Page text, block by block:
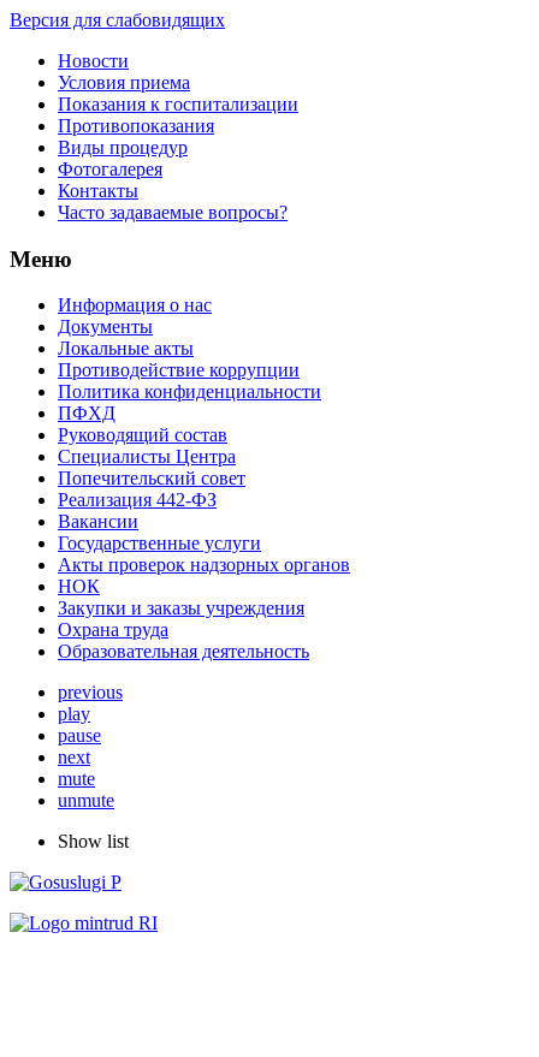
Версия для слабовидящих
Новости
Условия приема
Показания к госпитализации
Противопоказания
Виды процедур
Фотогалерея
Контакты
Часто задаваемые вопросы?
Меню
Информация о нас
Документы
Локальные акты
Противодействие коррупции
Политика конфиденциальности
ПФХД
Руководящий состав
Специалисты Центра
Попечительский совет
Реализация 442-ФЗ
Вакансии
Государственные услуги
Акты проверок надзорных органов
НОК
Закупки и заказы учреждения
Охрана труда
Образовательная деятельность
previous
play
pause
next
mute
unmute
Show list